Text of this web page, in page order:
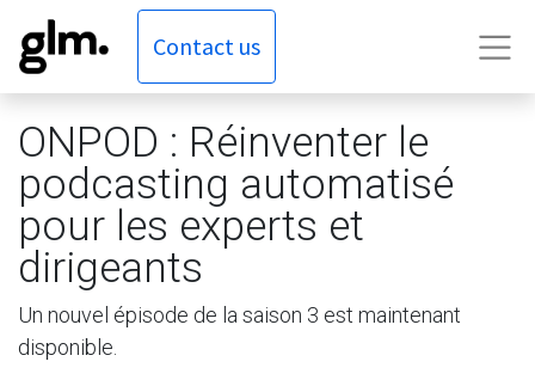
Contact us
ONPOD : Réinventer le
podcasting automatisé
pour les experts et
dirigeants
Un nouvel épisode de la saison 3 est maintenant
disponible.